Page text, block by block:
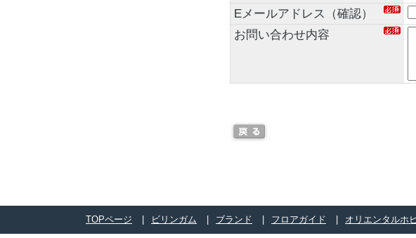
Eメールアドレス（確認）
お問い合わせ内容
TOPページ ビリンガム ブランド フロアガイド オリエンタルホ